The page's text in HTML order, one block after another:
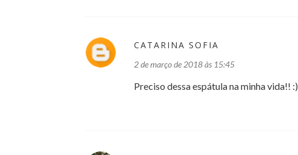
CATARINA SOFIA
2 de março de 2018 às 15:45
Preciso dessa espátula na minha vida!! :)